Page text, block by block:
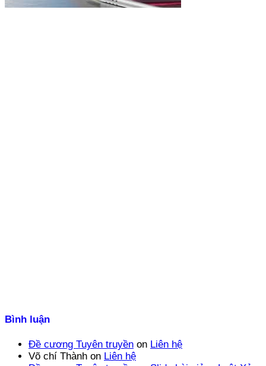
Bình luận
Đề cương Tuyên truyền on Liên hệ
Võ chí Thành on Liên hệ